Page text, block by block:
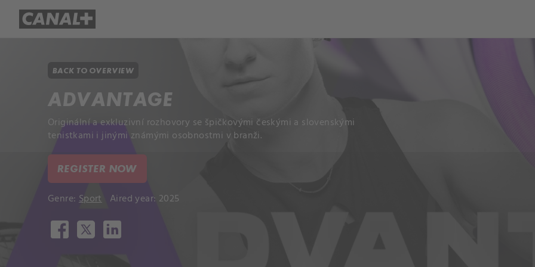
BACK TO OVERVIEW
ADVANTAGE
Originální a exkluzivní rozhovory se špičkovými českými a slovenskými
tenistkami i jinými známými osobnostmi v branži.
REGISTER NOW
Genre: Sport Aired year: 2025